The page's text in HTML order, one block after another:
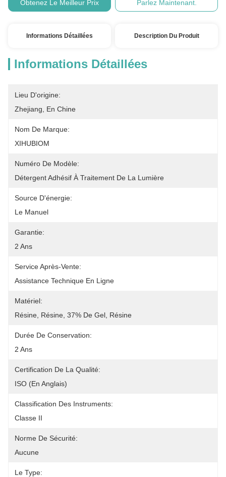
Obtenez Le Meilleur Prix
Parlez Maintenant.
Informations Détaillées Description Du Produit
Informations Détaillées
Lieu D'origine:
Zhejiang, En Chine
Nom De Marque:
XIHUBIOM
Numéro De Modèle:
Détergent Adhésif À Traitement De La Lumière
Source D'énergie:
Le Manuel
Garantie:
2 Ans
Service Après-Vente:
Assistance Technique En Ligne
Matériel:
Résine, Résine, 37% De Gel, Résine
Durée De Conservation:
2 Ans
Certification De La Qualité:
ISO (en Anglais)
Classification Des Instruments:
Classe II
Norme De Sécurité:
Aucune
Le Type: